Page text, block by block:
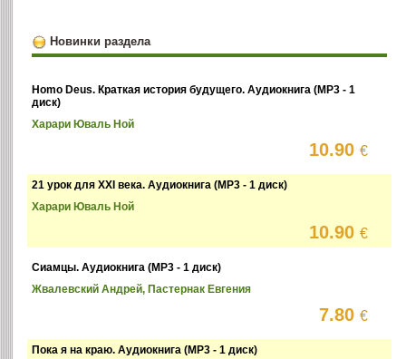
Новинки раздела
Homo Deus. Краткая история будущего. Аудиокнига (MP3 - 1
диск)
Харари Юваль Ной
10.90€
21 урок для XXI века. Аудиокнига (MP3 - 1 диск)
Харари Юваль Ной
10.90€
Сиамцы. Аудиокнига (MP3 - 1 диск)
Жвалевский Андрей, Пастернак Евгения
7.80€
Пока я на краю. Аудиокнига (MP3 - 1 диск)